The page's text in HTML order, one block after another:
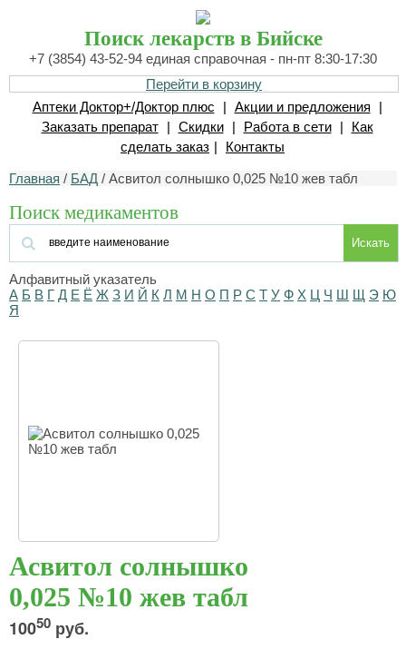
Поиск лекарств в Бийске
+7 (3854) 43-52-94 единая справочная - пн-пт 8:30-17:30
Перейти в корзину
Аптеки Доктор+/Доктор плюс
| Акции и предложения
|
Заказать препарат
| Скидки | Работа в сети |
Как
сделать заказ | Контакты
Главная / БАД / Асвитол солнышко 0,025 №10 жев табл
Поиск медикаментов
Искать
Алфавитный указатель
А Б В Г Д Е Ё Ж З И Й К Л М Н О П Р С Т У Ф Х Ц Ч Ш Щ Э Ю
Я
Асвитол солнышко
0,025 №10 жев табл
10050 руб.